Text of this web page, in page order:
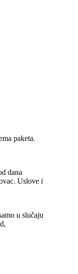
paketa.
dana
Uslove i
u slučaju